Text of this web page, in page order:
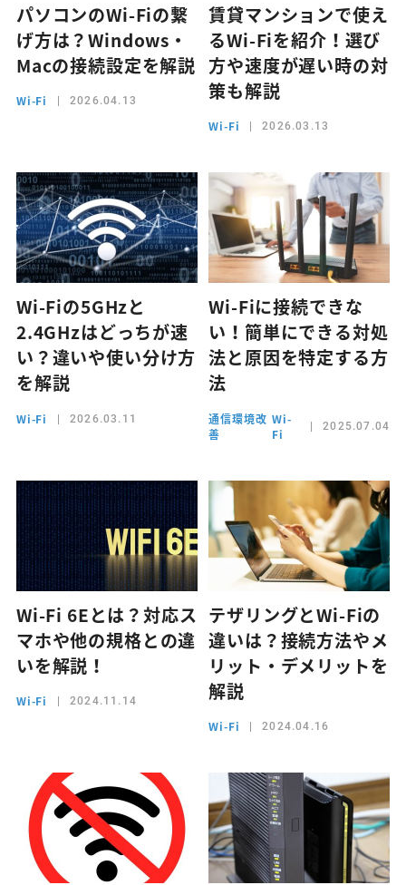
パソコンのWi-Fiの繋
げ方は？Windows・
Macの接続設定を解説
Wi-Fi 2026.04.13
賃貸マンションで使え
るWi-Fiを紹介！選び
方や速度が遅い時の対
策も解説
Wi-Fi 2026.03.13
Wi-Fiの5GHzと
2.4GHzはどっちが速
い？違いや使い分け方
を解説
Wi-Fi 2026.03.11
Wi-Fiに接続できな
い！簡単にできる対処
法と原因を特定する方
法
通信環境改
善
Wi-
Fi
2025.07.04
Wi-Fi 6Eとは？対応ス
マホや他の規格との違
いを解説！
Wi-Fi 2024.11.14
テザリングとWi-Fiの
違いは？接続方法やメ
リット・デメリットを
解説
Wi-Fi 2024.04.16